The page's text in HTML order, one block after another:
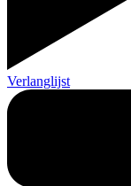
Verlanglijst